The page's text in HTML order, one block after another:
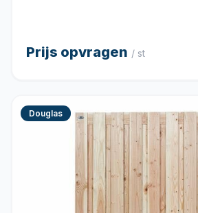
Prijs opvragen / st
Douglas